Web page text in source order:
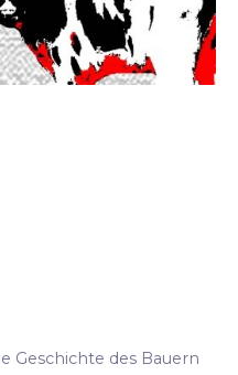
Geschichte des Bauern